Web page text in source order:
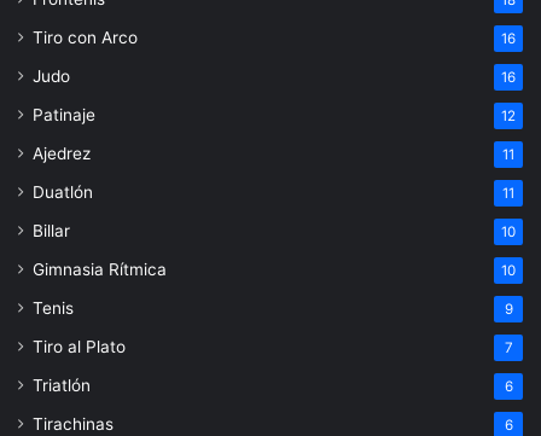
Tiro con Arco 16
Judo 16
Patinaje 12
Ajedrez 11
Duatlón 11
Billar 10
Gimnasia Rítmica 10
Tenis 9
Tiro al Plato 7
Triatlón 6
Tirachinas 6